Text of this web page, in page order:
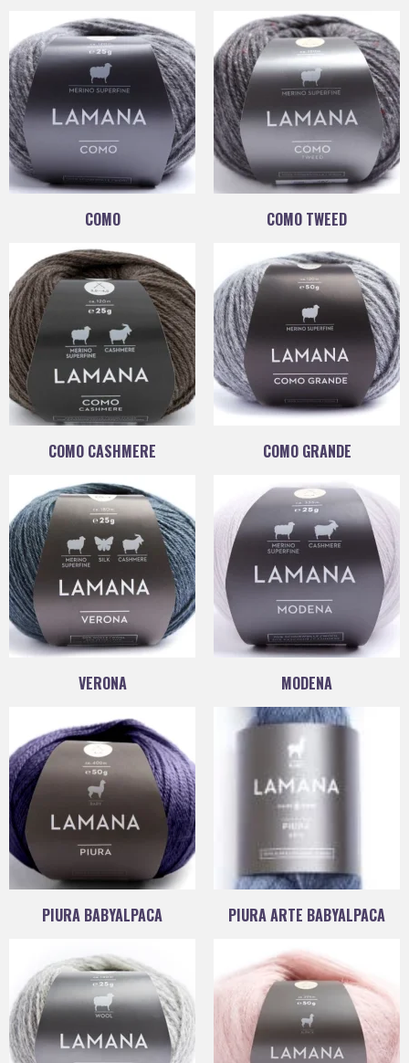
COMO COMO TWEED
COMO CASHMERE COMO GRANDE
VERONA MODENA
PIURA BABYALPACA PIURA ARTE BABYALPACA